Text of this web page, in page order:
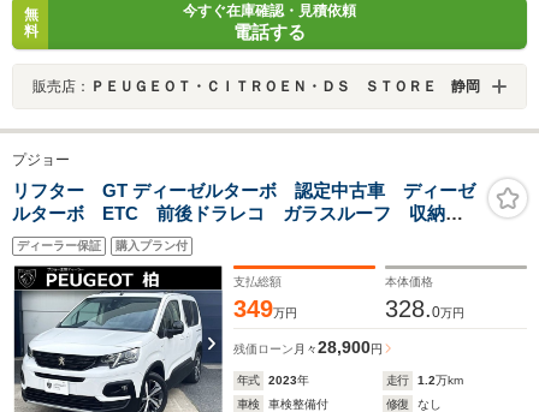
無
料
今すぐ在庫確認・見積依頼
電話する
販売店： ＰＥＵＧＥＯＴ・ＣＩＴＲＯＥＮ・ＤＳ ＳＴＯＲＥ 静岡
プジョー
リフター GT ディーゼルターボ 認定中古車 ディーゼ
ルターボ ETC 前後ドラレコ ガラスルーフ 収納ボ
ックス クルーズコントロール レーンキープアシス
ト 両側スライドドア CarPlay アンドロイドオート
前後ソナー バックカメラ
ディーラー保証 購入プラン付
支払総額
349万円
本体価格
328.0万円
残価ローン 月々28,900円
年式 2023年 走行 1.2万km
車検
車検整備付 修復
なし